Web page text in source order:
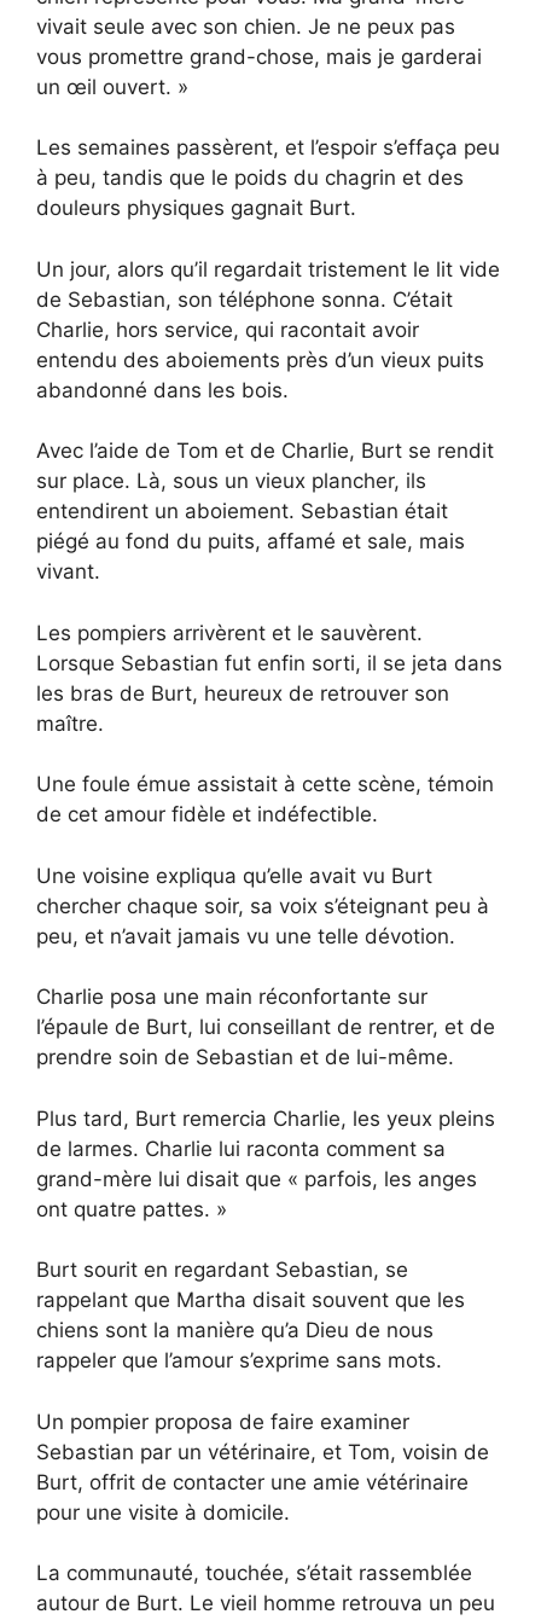
vivait seule avec son chien. Je ne peux pas
vous promettre grand-chose, mais je garderai
un œil ouvert. »
Les semaines passèrent, et l’espoir s’effaça peu
à peu, tandis que le poids du chagrin et des
douleurs physiques gagnait Burt.
Un jour, alors qu’il regardait tristement le lit vide
de Sebastian, son téléphone sonna. C’était
Charlie, hors service, qui racontait avoir
entendu des aboiements près d’un vieux puits
abandonné dans les bois.
Avec l’aide de Tom et de Charlie, Burt se rendit
sur place. Là, sous un vieux plancher, ils
entendirent un aboiement. Sebastian était
piégé au fond du puits, affamé et sale, mais
vivant.
Les pompiers arrivèrent et le sauvèrent.
Lorsque Sebastian fut enfin sorti, il se jeta dans
les bras de Burt, heureux de retrouver son
maître.
Une foule émue assistait à cette scène, témoin
de cet amour fidèle et indéfectible.
Une voisine expliqua qu’elle avait vu Burt
chercher chaque soir, sa voix s’éteignant peu à
peu, et n’avait jamais vu une telle dévotion.
Charlie posa une main réconfortante sur
l’épaule de Burt, lui conseillant de rentrer, et de
prendre soin de Sebastian et de lui-même.
Plus tard, Burt remercia Charlie, les yeux pleins
de larmes. Charlie lui raconta comment sa
grand-mère lui disait que « parfois, les anges
ont quatre pattes. »
Burt sourit en regardant Sebastian, se
rappelant que Martha disait souvent que les
chiens sont la manière qu’a Dieu de nous
rappeler que l’amour s’exprime sans mots.
Un pompier proposa de faire examiner
Sebastian par un vétérinaire, et Tom, voisin de
Burt, offrit de contacter une amie vétérinaire
pour une visite à domicile.
La communauté, touchée, s’était rassemblée
autour de Burt. Le vieil homme retrouva un peu